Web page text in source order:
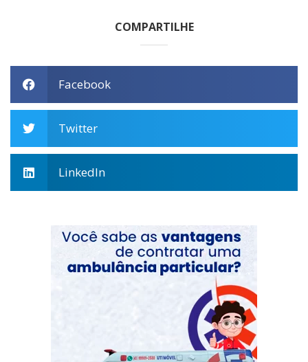
COMPARTILHE
Facebook
Twitter
LinkedIn